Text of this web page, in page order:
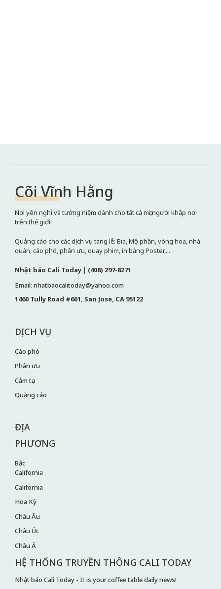
Cõi Vĩnh Hằng
Nơi yên nghỉ và tưởng niệm dành cho tất cả mọi người khắp nơi
trên thế giới!
Quảng cáo cho các dịch vụ tang lễ: Bia, Mộ phần, vòng hoa, nhà
quàn, cáo phó, phân ưu, quay phim, in bảng Poster,...
Nhật báo Cali Today | (408) 297-8271
Email: nhatbaocalitoday@yahoo.com
1460 Tully Road #601, San Jose, CA 95122
DỊCH VỤ
Cáo phó
Phân ưu
Cảm tạ
Quảng cáo
ĐỊA
PHƯƠNG
Bắc
California
California
Hoa Kỳ
Châu Âu
Châu Úc
Châu Á
HỆ THỐNG TRUYỀN THÔNG CALI TODAY
Nhật báo Cali Today - It is your coffee table daily news!